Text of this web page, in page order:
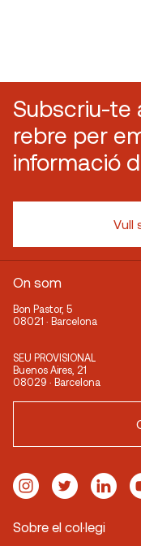
Subscriu-te
rebre per
informació
Vull
On som
Bon Pastor, 5
08021 · Barcelona
SEU PROVISIONAL
Buenos Aires, 21
08029 · Barcelona
Sobre el col·legi